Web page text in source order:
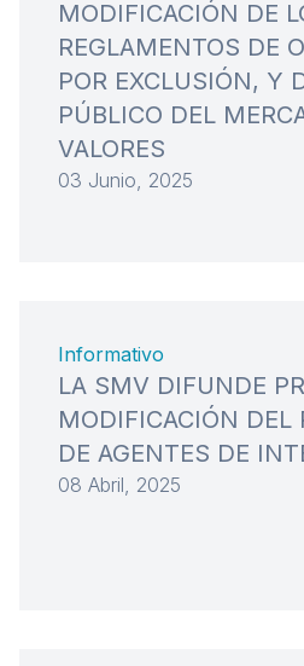
MODIFICACIÓN DE
REGLAMENTOS DE
POR EXCLUSIÓN, Y
PÚBLICO DEL
VALORES
03 Junio, 2025
Informativo
LA SMV DIFUNDE
MODIFICACIÓN DEL
DE AGENTES DE
08 Abril, 2025